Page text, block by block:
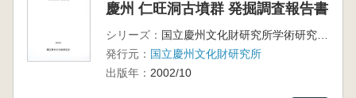
慶州 仁旺洞古墳群 発掘調査報告書
シリーズ：
国立慶州文化財研究所学術研究叢書29
発行元： 国立慶州文化財研究所
出版年： 2002/10